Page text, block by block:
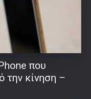
που
την κίνηση –